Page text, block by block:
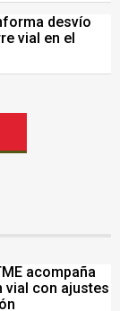
desvío
vial en el
acompaña
vial con ajustes